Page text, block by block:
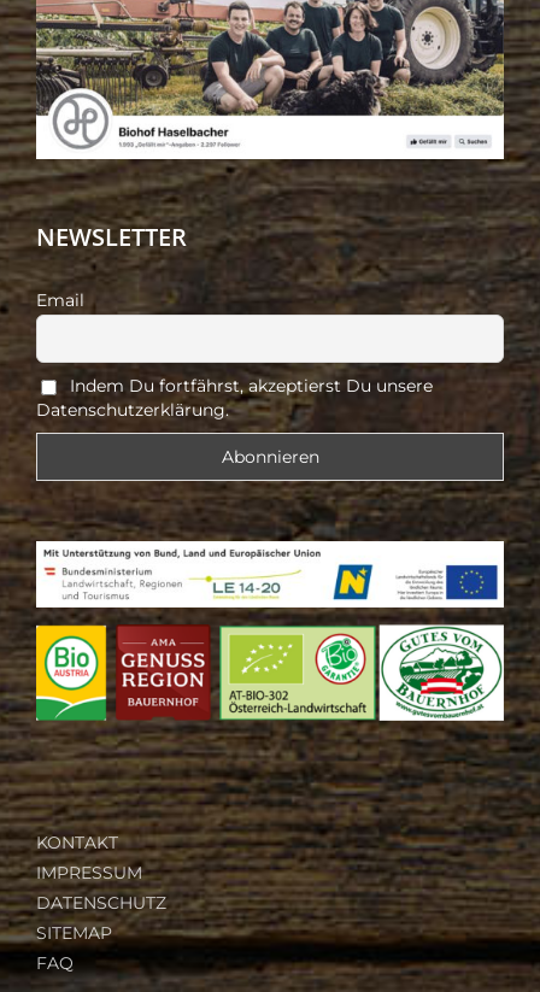
NEWSLETTER
Email
Indem Du fortfährst, akzeptierst Du unsere
Datenschutzerklärung.
KONTAKT
IMPRESSUM
DATENSCHUTZ
SITEMAP
FAQ